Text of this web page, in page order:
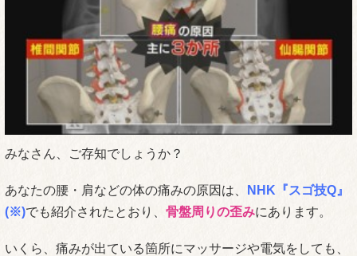
みなさん、ご存知でしょうか？
あなたの腰・肩などの体の痛みの原因は、
NHK『スゴ技Q』
(※)でも紹介されたとおり、 骨盤周りの歪みにあります。
いくら、痛みが出ている箇所にマッサージや電気をしても、